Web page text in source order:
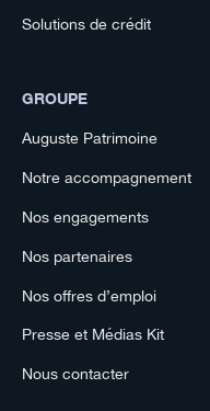
Solutions de crédit
GROUPE
Auguste Patrimoine
Notre accompagnement
Nos engagements
Nos partenaires
Nos offres d’emploi
Presse et Médias Kit
Nous contacter